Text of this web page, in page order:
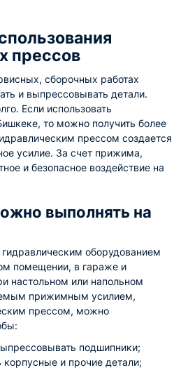
прессов
сборочных работах
и выпрессовывать детали.
Если использовать
то можно получить более
прессом создается
усилие. За счет прижима,
и безопасное воздействие на
выполнять на
оборудованием
помещении, в гараже и
настольном или напольном
прижимным усилием,
прессом, можно
подшипники;
корпусные и прочие детали;